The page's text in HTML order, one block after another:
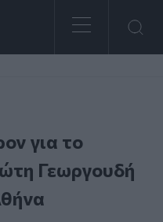
για το
Γεωργουδή